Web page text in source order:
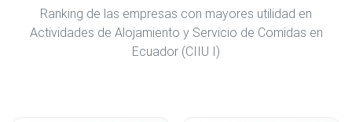
Ranking de las empresas con mayores utilidad en
Actividades de Alojamiento y Servicio de Comidas en
Ecuador (CIIU I)